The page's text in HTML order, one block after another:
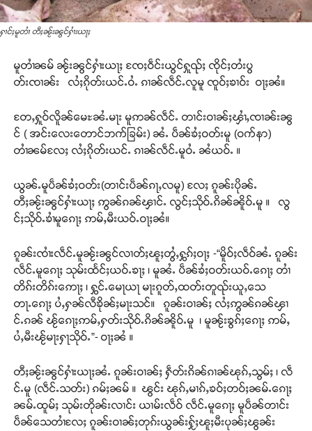
ႁၢင်ႈမူတၢႆ တီႈၼႂ်းၼွင်ႁၢႆးယႃႈ
မူတၢႆၼမ် ၼႂ်းၼွင်ႁၢႆးယႃႈ ၸႄႈဝဵင်းယွင်ႁူၺ်ႈ ၸိုင်ႈတႆးပွ
တ်းၸၢၼ်း လႆႈၵိုတ်းယင်ႉဝႆႉ ၵၢၼ်လဵင်ႉလူမူ ၸူဝ်ႈၶၢဝ်း ဝႃႈၼႆ။
တႄႇႁူဝ်လိူၼ်မေႊၼႆႉမႃး မူဢၼ်လဵင်ႉ တၢင်းဝၢၼ်ႈၾၢႆႇၸၢၼ်းၼွ
င် ( အင်းလေးတောင်ဘက်ခြမ်း) ၼႆႉ ပဵၼ်ၶႆႈဝတ်းမူ (ဝက်နာ)
တၢႆၼမ်လႄႈ လႆႈၵိုတ်းယင်ႉ ၵၢၼ်လဵင်ႉမူဝႆႉ ၼႆယဝ်ႉ ။
ယွၼ်ႉမူပဵၼ်ၶႆႈဝတ်း(တၢင်းပဵၼ်ၵႃႇလမူ) လႄႈ ၵူၼ်းပိုၼ်ႉ
တီႈၼႂ်းၼွင်ႁၢႆးယႃႈ ဢွၼ်ၵၼ်ၾၢင်ႉ လွင်ႈသိုဝ်ႉၵိၼ်ၼိူဝ်ႉမူ ။ လွ
င်ႈသိုဝ်ႉၶၢႆမူၵေႃႈ ဢမ်ႇမီးယဝ်ႉဝႃႈၼႆ။
ၵူၼ်းၸၢႆးလဵင်ႉမူၼႂ်းၼွင်လၢတ်ႈၽူႈတွႆႇႁွၵ်ႈဝႃႈ -“မိူဝ်ႈလဵဝ်ၼႆႉ ၵူၼ်း
လဵင်ႉမူၵေႃႈ သုမ်းထႅင်ႈယဝ်ႉၶႃႈ ၊ မူၼႆႉ ပဵၼ်ၶႆႈဝတ်းယဝ်ႉၵေႃႈ တၢႆ
တိၵ်းတိၵ်းဢေႃႈ ၊ ႁွင်ႉမေႃယႃ မႃးၵူတ်ႇထတ်းတူၺ်းယူႇသေ
တႃႉၵေႃႈ ပႆႇႁၼ်လီၶိုၼ်ႈမႃးသင်။ ၵူၼ်းဝၢၼ်ႈ လႆႈဢွၼ်ၵၼ်ၾၢ
င်ႉၵၼ် ၽႂ်ၵေႃႈဢမ်ႇႁတ်းသိုဝ်ႉၵိၼ်ၼိူဝ်ႉမူ ၊ မူၼႂ်းၶွၵ်ႈၵေႃႈ ဢမ်ႇ
ပႆႇမီးၽႂ်မႃးႁႃသိုဝ်ႉ”- ဝႃႈၼႆ ။
တီႈၼႂ်းၼွင်ႁၢႆးယႃႈၼႆႉ ၵူၼ်းဝၢၼ်ႈ ႁဵတ်းၵိၼ်ၵၢၼ်ၽုၵ်ႇသွမ်ႈ ၊ လဵ
င်ႉမူ (လဵင်ႉသတ်း) ၵမ်ႈၼမ် ။ ၽွင်း ၽုၵ်ႇမၢၵ်ႇၶဝ်ႈတဝ်ႈၼမ်ႉၵေႃႈ
ၼမ်ႉထူမ်ႈ သုမ်းတိုၼ်းလၢင်း ယၢမ်းလဵဝ် လဵင်ႉမူၵေႃႈ မူပဵၼ်တၢင်း
ပဵၼ်သေတၢႆလႄႈ ၵူၼ်းဝၢၼ်ႈတုၵ်းယွၼ်းႁႂ်ႈၽူႈမီးပုၼ်ႈၽွၼ်း